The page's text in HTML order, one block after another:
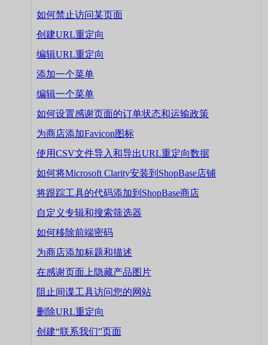
如何禁止访问某页面
创建URL重定向
编辑URL重定向
添加一个菜单
编辑一个菜单
如何设置感谢页面的订单状态和运输政策
为商店添加Favicon图标
使用CSV文件导入和导出URL重定向数据
如何将Microsoft Clarity安装到ShopBase店铺
将跟踪工具的代码添加到ShopBase商店
自定义专辑和搜索筛选器
如何移除前端密码
为商店添加标题和描述
在感谢页面上隐藏产品图片
阻止间谍工具访问您的网站
删除URL重定向
创建“联系我们”页面